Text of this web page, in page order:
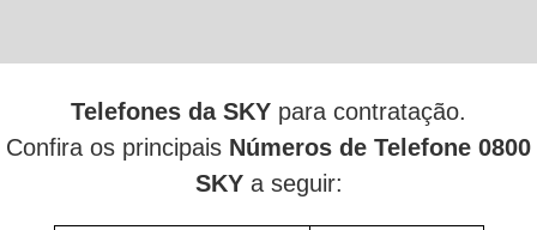
Telefones da SKY para contratação.
Confira os principais Números de Telefone 0800
SKYa seguir: